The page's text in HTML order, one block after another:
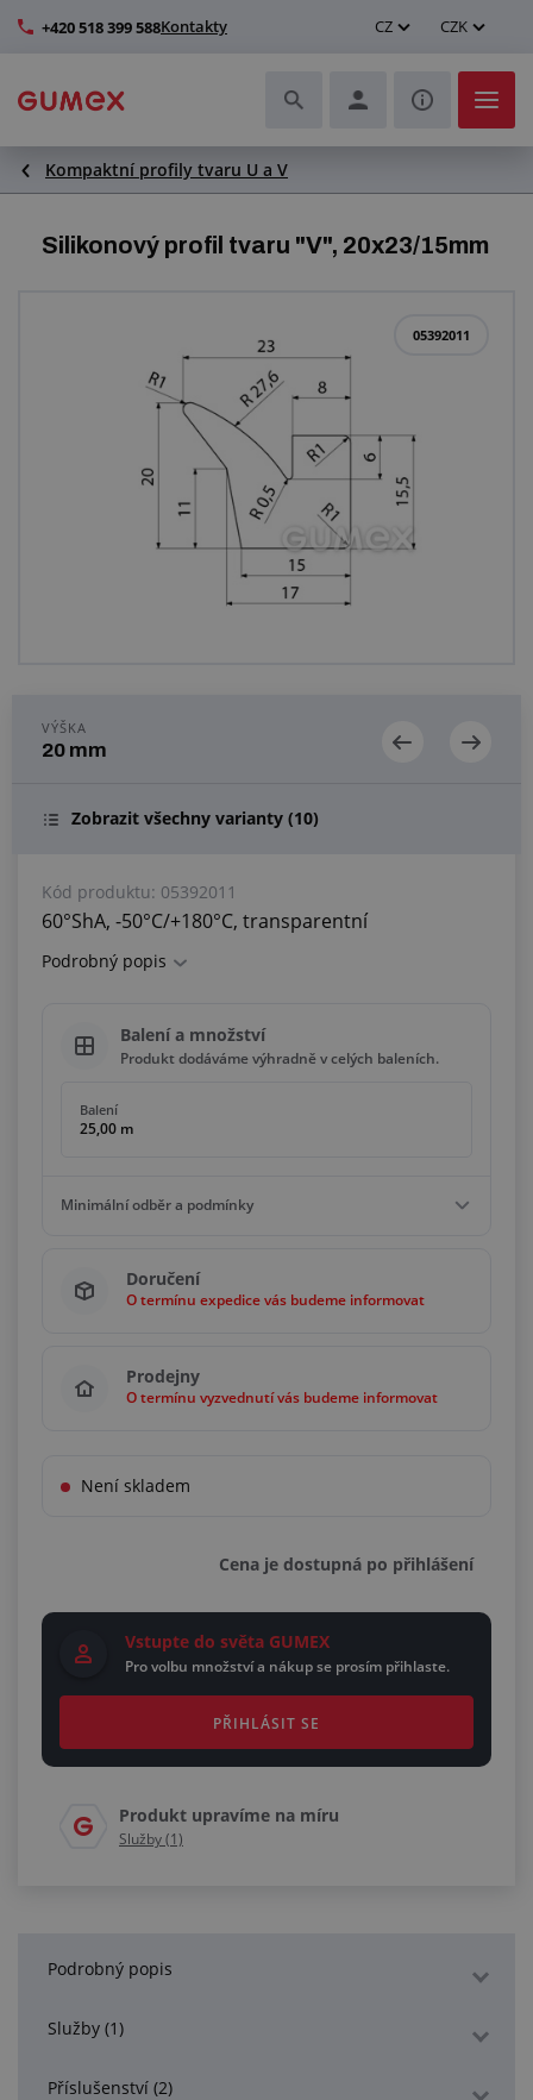
+420 518 399 588Kontakty CZ CZK
Hadice a jejich kompletace
Profily a výroba těsnění
Dopravníkové pásy a montáž
Zlepšení pracovního prostředí
Další pryžové a plastové výrobky
Centrum poptávek
Kompaktní profily tvaru U a V
Silikonový profil tvaru "V", 20x23/15mm
05392011
VÝŠKA
20 mm
Zobrazit všechny varianty (10)
Kód produktu: 05392011
60°ShA, -50°C/+180°C, transparentní
Podrobný popis
Balení a množství
Produkt dodáváme výhradně v celých baleních.
Balení
25,00 m
Minimální odběr a podmínky
25,00 m
Násobky 25,00 m
Doručení
O termínu expedice vás budeme informovat
Prodejny
O termínu vyzvednutí vás budeme informovat
Není skladem
Cena je dostupná po přihlášení
Vstupte do světa GUMEX
Pro volbu množství a nákup se prosím přihlaste.
PŘIHLÁSIT SE
Produkt upravíme na míru
Služby (1)
Podrobný popis
Služby (1)
Příslušenství (2)